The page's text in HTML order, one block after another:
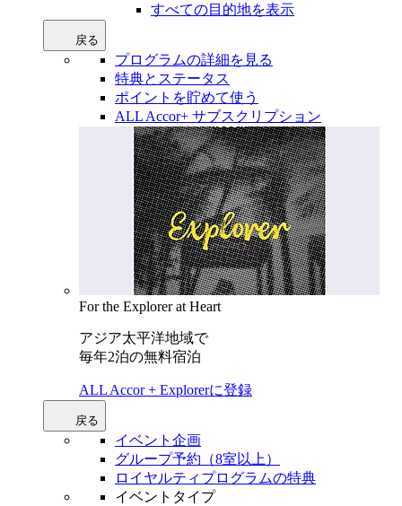
すべての目的地を表示
戻る
プログラムの詳細を見る
特典とステータス
ポイントを貯めて使う
ALL Accor+ サブスクリプション
For the Explorer at Heart
アジア太平洋地域で
毎年2泊の無料宿泊
ALL Accor + Explorerに登録
戻る
イベント企画
グループ予約（8室以上）
ロイヤルティプログラムの特典
イベントタイプ